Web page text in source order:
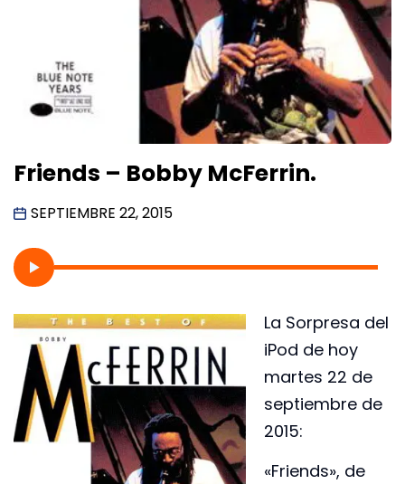
Friends – Bobby McFerrin.
SEPTIEMBRE 22, 2015
La Sorpresa del
iPod de hoy
martes 22 de
septiembre de
2015:
«Friends», de